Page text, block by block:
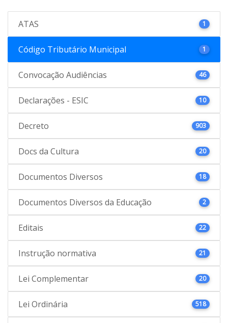
ATAS 1
Código Tributário Municipal 1
Convocação Audiências 46
Declarações - ESIC 10
Decreto 903
Docs da Cultura 20
Documentos Diversos 18
Documentos Diversos da Educação 2
Editais 22
Instrução normativa 21
Lei Complementar 20
Lei Ordinária 518